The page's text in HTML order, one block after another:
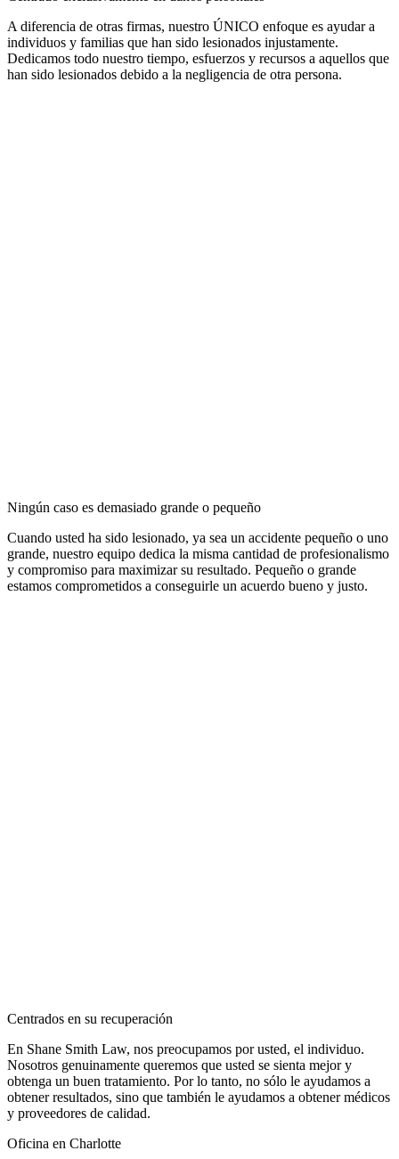
A diferencia de otras firmas, nuestro ÚNICO enfoque es ayudar a
individuos y familias que han sido lesionados injustamente.
Dedicamos todo nuestro tiempo, esfuerzos y recursos a aquellos que
han sido lesionados debido a la negligencia de otra persona.
Ningún caso es demasiado grande o pequeño
Cuando usted ha sido lesionado, ya sea un accidente pequeño o uno
grande, nuestro equipo dedica la misma cantidad de profesionalismo
y compromiso para maximizar su resultado. Pequeño o grande
estamos comprometidos a conseguirle un acuerdo bueno y justo.
Centrados en su recuperación
En Shane Smith Law, nos preocupamos por usted, el individuo.
Nosotros genuinamente queremos que usted se sienta mejor y
obtenga un buen tratamiento. Por lo tanto, no sólo le ayudamos a
obtener resultados, sino que también le ayudamos a obtener médicos
y proveedores de calidad.
Oficina en Charlotte